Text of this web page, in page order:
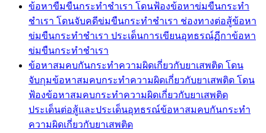
ข้อหาขืมขืนกระทำชำเรา โดนฟ้องข้อหาข่มขืนกระทำ
ชำเรา โดนจับคดีข่มขืนกระทำชำเรา ช่องทางต่อสู้ข้อหา
ข่มขืนกระทำชำเรา ประเด็นการเขียนอุทธรณ์ฏีกาข้อหา
ข่มขืนกระทำชำเรา
ข้อหาสมคบกันกระทำความผิดเกี่ยวกับยาเสพติด โดน
จับกุมข้อหาสมคบกระทำความผิดเกี่ยวกับยาเสพติด โดน
ฟ้องข้อหาสมคบกระทำความผิดเกี่ยวกับยาเสพติด
ประเด็นต่อสู้และประเด็นอุทธรณ์ข้อหาสมคบกันกระทำ
ความผิดเกี่ยวกับยาเสพติด